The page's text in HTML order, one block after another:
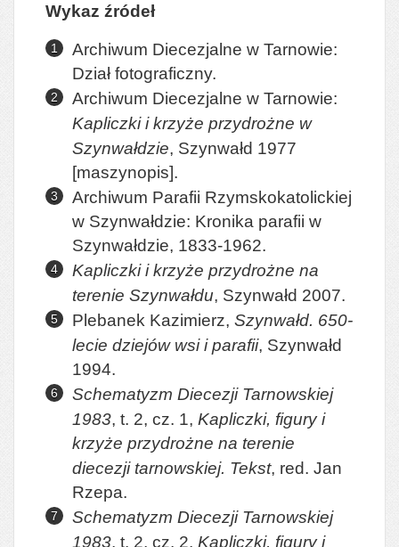
Wykaz źródeł
Archiwum Diecezjalne w Tarnowie:
Dział fotograficzny.
Archiwum Diecezjalne w Tarnowie:
Kapliczki i krzyże przydrożne w
Szynwałdzie, Szynwałd 1977
[maszynopis].
Archiwum Parafii Rzymskokatolickiej
w Szynwałdzie: Kronika parafii w
Szynwałdzie, 1833-1962.
Kapliczki i krzyże przydrożne na
terenie Szynwałdu, Szynwałd 2007.
Plebanek Kazimierz, Szynwałd. 650-
lecie dziejów wsi i parafii, Szynwałd
1994.
Schematyzm Diecezji Tarnowskiej
1983, t. 2, cz. 1, Kapliczki, figury i
krzyże przydrożne na terenie
diecezji tarnowskiej. Tekst, red. Jan
Rzepa.
Schematyzm Diecezji Tarnowskiej
1983, t. 2, cz. 2, Kapliczki, figury i